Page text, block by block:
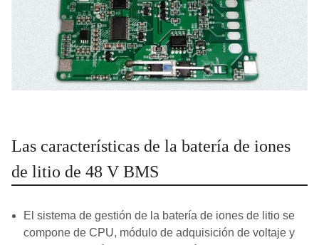
Las características de la batería de iones
de litio de 48 V BMS
El sistema de gestión de la batería de iones de litio se
compone de CPU, módulo de adquisición de voltaje y